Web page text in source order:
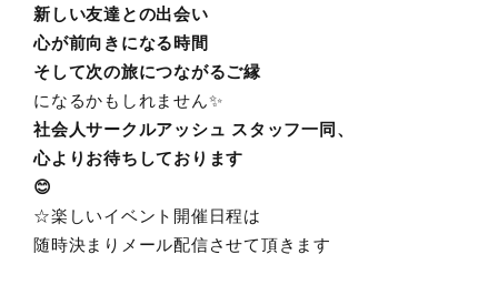
新しい友達との出会い
心が前向きになる時間
そして次の旅につながるご縁
になるかもしれません✨
社会人サークルアッシュ スタッフ一同、
心よりお待ちしております
😊
☆楽しいイベント開催日程は
随時決まりメール配信させて頂きます